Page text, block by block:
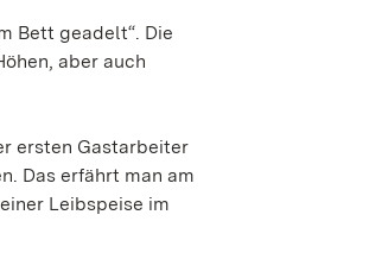
Bett geadelt“. Die
aber auch
ersten Gastarbeiter
Das erfährt man am
Leibspeise im